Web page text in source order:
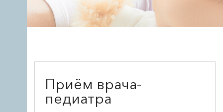
Приём врача-
педиатра